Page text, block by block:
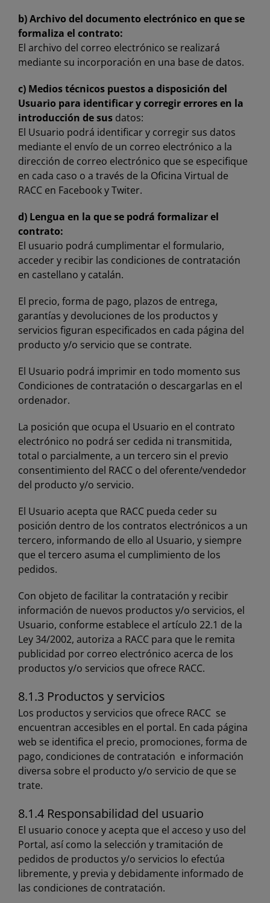
b) Archivo del documento electrónico en que se
formaliza el contrato:
El archivo del correo electrónico se realizará
mediante su incorporación en una base de datos.
c) Medios técnicos puestos a disposición del
Usuario para identificar y corregir errores en la
introducción de sus datos:
El Usuario podrá identificar y corregir sus datos
mediante el envío de un correo electrónico a la
dirección de correo electrónico que se especifique
en cada caso o a través de la Oficina Virtual de
RACC en Facebook y Twiter.
d) Lengua en la que se podrá formalizar el
contrato:
El usuario podrá cumplimentar el formulario,
acceder y recibir las condiciones de contratación
en castellano y catalán.
El precio, forma de pago, plazos de entrega,
garantías y devoluciones de los productos y
servicios figuran especificados en cada página del
producto y/o servicio que se contrate.
El Usuario podrá imprimir en todo momento sus
Condiciones de contratación o descargarlas en el
ordenador.
La posición que ocupa el Usuario en el contrato
electrónico no podrá ser cedida ni transmitida,
total o parcialmente, a un tercero sin el previo
consentimiento del RACC o del oferente/vendedor
del producto y/o servicio.
El Usuario acepta que RACC pueda ceder su
posición dentro de los contratos electrónicos a un
tercero, informando de ello al Usuario, y siempre
que el tercero asuma el cumplimiento de los
pedidos.
Con objeto de facilitar la contratación y recibir
información de nuevos productos y/o servicios, el
Usuario, conforme establece el artículo 22.1 de la
Ley 34/2002, autoriza a RACC para que le remita
publicidad por correo electrónico acerca de los
productos y/o servicios que ofrece RACC.
8.1.3 Productos y servicios
Los productos y servicios que ofrece RACC se
encuentran accesibles en el portal. En cada página
web se identifica el precio, promociones, forma de
pago, condiciones de contratación e información
diversa sobre el producto y/o servicio de que se
trate.
8.1.4 Responsabilidad del usuario
El usuario conoce y acepta que el acceso y uso del
Portal, así como la selección y tramitación de
pedidos de productos y/o servicios lo efectúa
libremente, y previa y debidamente informado de
las condiciones de contratación.